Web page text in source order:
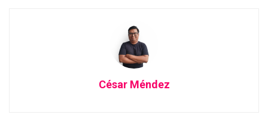
César Méndez